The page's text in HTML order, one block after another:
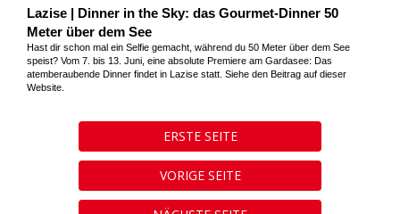
Lazise | Dinner in the Sky: das Gourmet-Dinner 50
Meter über dem See
Hast dir schon mal ein Selfie gemacht, während du 50 Meter über dem See
speist? Vom 7. bis 13. Juni, eine absolute Premiere am Gardasee: Das
atemberaubende Dinner findet in Lazise statt. Siehe den Beitrag auf dieser
Website.
ERSTE SEITE
VORIGE SEITE